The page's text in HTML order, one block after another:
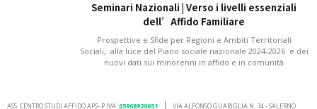
Seminari Nazionali | Verso i livelli essenziali
dell’Affido Familiare
Prospettive e Sfide per Regioni e Ambiti Territoriali
Sociali, alla luce del Piano sociale nazionale 2024-2026 e dei
nuovi dati sui minorenni in affido e in comunità
ASS. CENTRO STUDI AFFIDO APS- P.IVA:05968920651 VIA ALFONSO GUARIGLIA N. 34 - SALERNO